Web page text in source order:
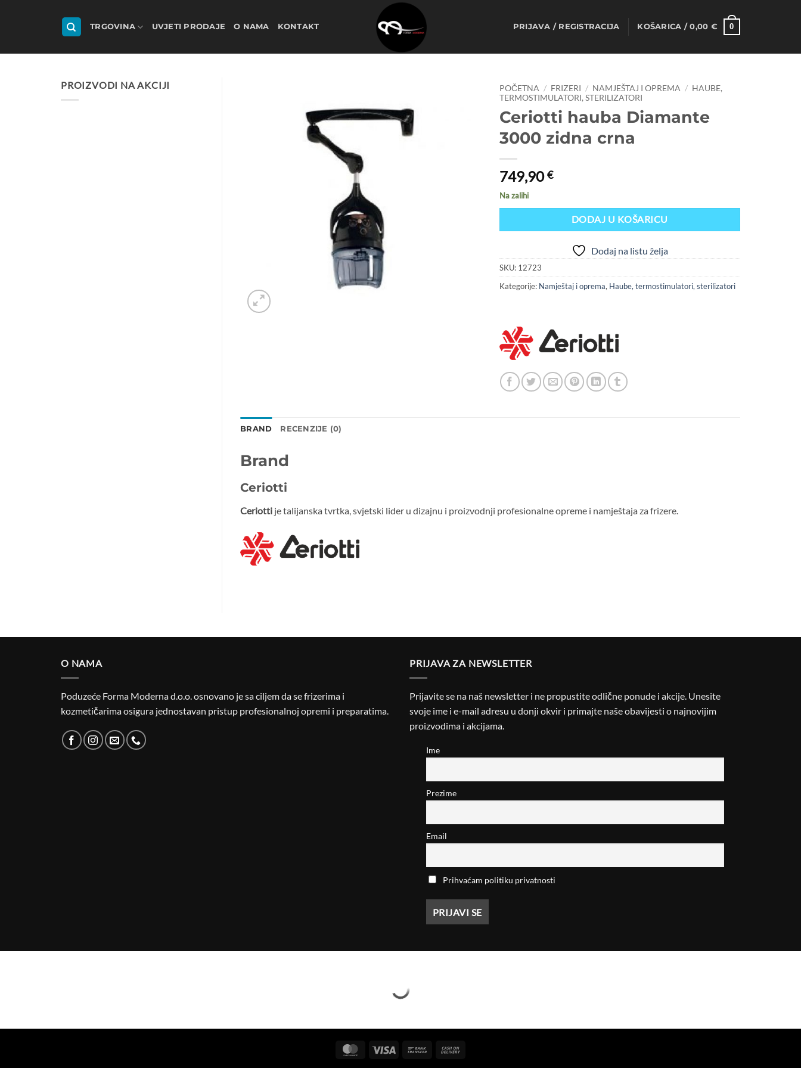
TRGOVINA UVJETI PRODAJE O NAMA KONTAKT PRIJAVA / REGISTRACIJA KOŠARICA /0,00 € 0
PROIZVODI NA AKCIJI POČETNA / FRIZERI / NAMJEŠTAJ I OPREMA / HAUBE,
TERMOSTIMULATORI, STERILIZATORI
Ceriotti hauba Diamante
3000 zidna crna
749,90€
Na zalihi
DODAJ U KOŠARICU
Dodaj na listu želja
SKU: 12723
Kategorije: Namještaj i oprema, Haube, termostimulatori, sterilizatori
BRAND RECENZIJE (0)
Brand
Ceriotti
Ceriotti je talijanska tvrtka, svjetski lider u dizajnu i proizvodnji profesionalne opreme i namještaja za frizere.
O NAMA
Poduzeće Forma Moderna d.o.o. osnovano je sa ciljem da se frizerima i
kozmetičarima osigura jednostavan pristup profesionalnoj opremi i preparatima.
PRIJAVA ZA NEWSLETTER
Prijavite se na naš newsletter i ne propustite odlične ponude i akcije. Unesite
svoje ime i e-mail adresu u donji okvir i primajte naše obavijesti o najnovijim
proizvodima i akcijama.
Ime
Prezime
Email
Prihvaćam politiku privatnosti
MasterCardVisa
Bank